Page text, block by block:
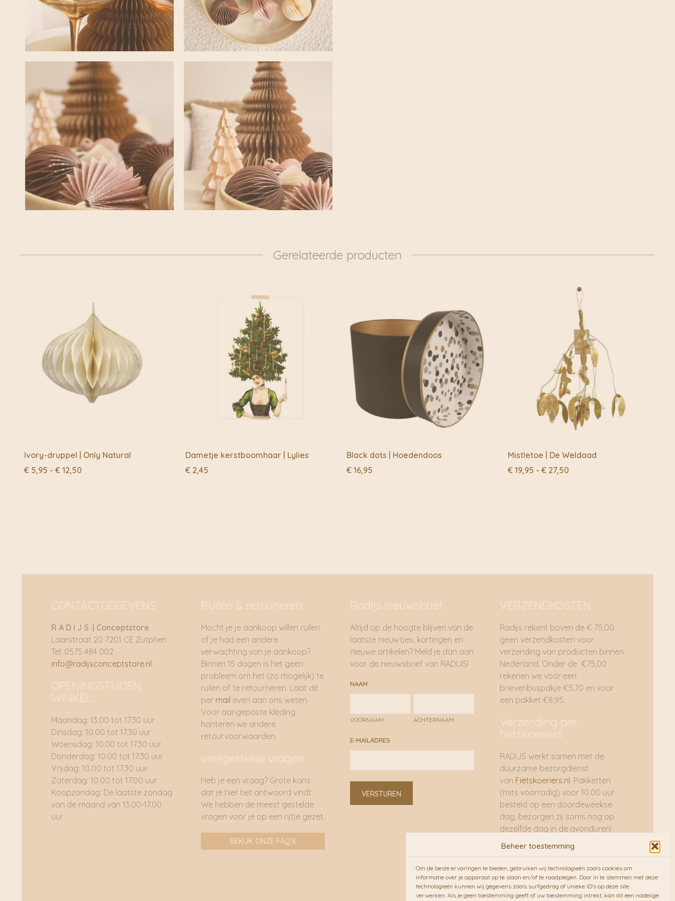
Beheer toestemming
Om de beste ervaringen te bieden, gebruiken wij technologieën zoals cookies om
informatie over je apparaat op te slaan en/of te raadplegen. Door in te stemmen met deze
technologieën kunnen wij gegevens zoals surfgedrag of unieke ID's op deze site
verwerken. Als je geen toestemming geeft of uw toestemming intrekt, kan dit een nadelige
Gerelateerde producten
Ivory-druppel | Only Natural
€ 5,95 - € 12,50
Dametje kerstboomhaar | Lylies
€ 2,45
Black dots | Hoedendoos
€ 16,95
Mistletoe | De Weldaad
€ 19,95 - € 27,50
CONTACTGEGEVENS
R A D I J S | Conceptstore
Laarstraat 20 7201 CE Zutphen
Tel: 0575 484 002
info@radijsconceptstore.nl
OPENINGSTIJDEN
WINKEL
Maandag: 13.00 tot 17.30 uur
Dinsdag: 10.00 tot 17.30 uur
Woensdag: 10.00 tot 17.30 uur
Donderdag: 10.00 tot 17.30 uur
Vrijdag: 10.00 tot 17.30 uur
Zaterdag: 10.00 tot 17.00 uur
Koopzondag: De laatste zondag
van de maand van 13.00-17.00
uur
Ruilen & retouneren
Mocht je je aankoop willen ruilen
of je had een andere
verwachting van je aankoop?
Binnen 15 dagen is het geen
probleem om het (zo mogelijk) te
ruilen of te retourneren. Laat dit
permail even aan ons weten.
Voor aangepaste kleding
hanteren we andere
retourvoorwaarden.
veelgestelde vragen
Heb je een vraag? Grote kans
dat je hier het antwoord vindt.
We hebben de meest gestelde
vragen voor je op een rijtje gezet.
BEKIJK ONZE FAQ'S
Radijs nieuwsbrief
Altijd op de hoogte blijven van de
laatste nieuwtjes, kortingen en
nieuwe artikelen? Meld je dan aan
voor de nieuwsbrief van RADIJS!
NAAM
VOORNAAM ACHTERNAAM
E-MAILADRES
VERSTUREN
VERZENDKOSTEN
Radijs rekent boven de € 75,00
geen verzendkosten voor
verzending van producten binnen
Nederland. Onder de €75,00
rekenen we voor een
brievenbuspakje €5,70 en voor
een pakket €8,95.
Verzending per
fietskoeriers
RADIJS werkt samen met de
duurzame bezorgdienst
van Fietskoeriers.nl . Pakketten
(mits voorradig) voor 10.00 uur
besteld op een doordeweekse
dag, bezorgen zij soms nog op
dezelfde dag in de avonduren!
Brievenbuspakjes de volgende
dag. En waar mogelijk ook echt
op de fiets!!